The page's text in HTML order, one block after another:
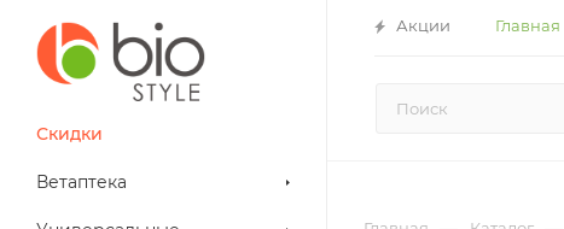
Акции Главная
Скидки
Ветаптека